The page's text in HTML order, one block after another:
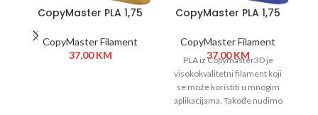
CopyMaster PLA 1,75
CopyMaster Filament
37,00KM
CopyMaster PLA 1,75
CopyMaster Filament
37,00KM
PLA iz Copymaster3D je
visokokvalitetni filament koji
se može koristiti u mnogim
aplikacijama. Takođe nudimo